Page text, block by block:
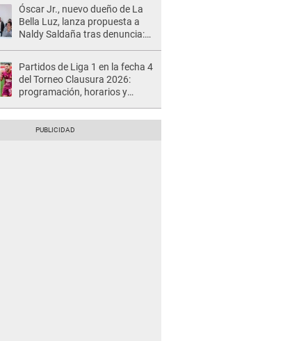
Óscar Jr., nuevo dueño de La
Bella Luz, lanza propuesta a
Naldy Saldaña tras denuncia:
Partidos de Liga 1 en la fecha 4
del Torneo Clausura 2026:
programación, horarios y